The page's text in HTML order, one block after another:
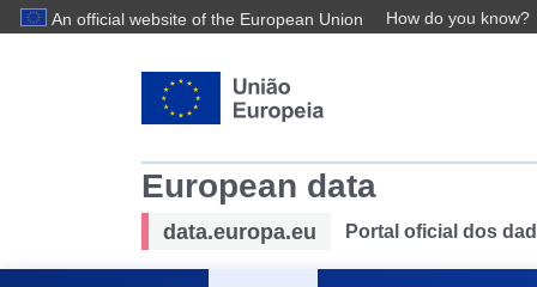
An official website of the European Union How do you know?
European data
data.europa.eu Portal oficial dos